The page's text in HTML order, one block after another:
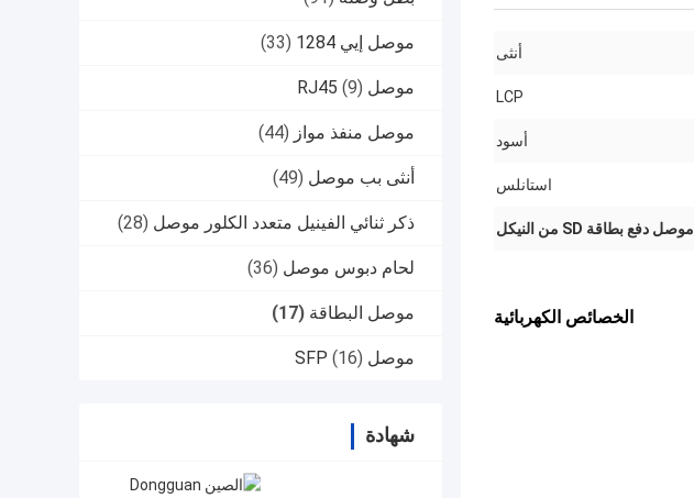
موصل إيي 1284 (33)
موصل RJ45 (9)
موصل منفذ مواز (44)
أنثى بب موصل (49)
ذكر ثنائي الفينيل متعدد الكلور موصل (28)
لحام دبوس موصل (36)
موصل البطاقة (17)
موصل SFP (16)
شهادة
أنثى
LCP
أسود
استانلس
موصل دفع بطاقة SD من النيكل
الخصائص الكهربائية